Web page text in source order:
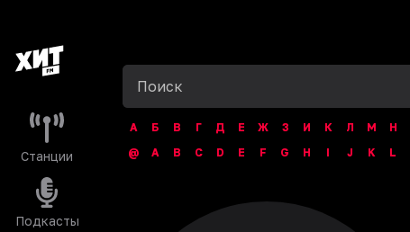
Станции
Подкасты
А Б В Г Д Е Ж З И К Л М Н
@
A B C D E F G H I J K L